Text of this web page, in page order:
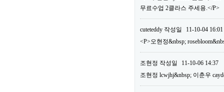
무료수업 2클라스 주세용.</P>
cuteteddy 작성일
11-10-04 16:01
<P>오현정&nbsp;
조현정 작성일
11-10-06 14:37
조현정 lcwjhj&nbsp; 이춘우